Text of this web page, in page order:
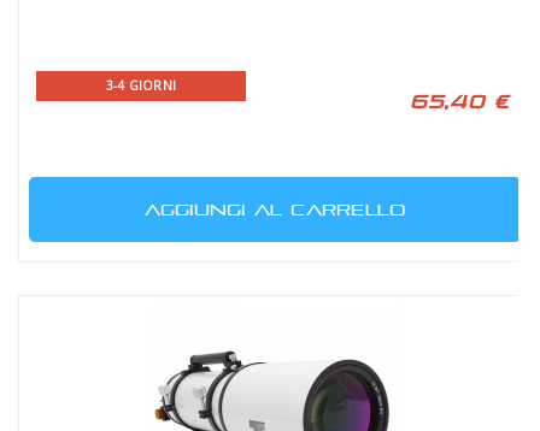
3-4 GIORNI
65,40 €
AGGIUNGI AL CARRELLO